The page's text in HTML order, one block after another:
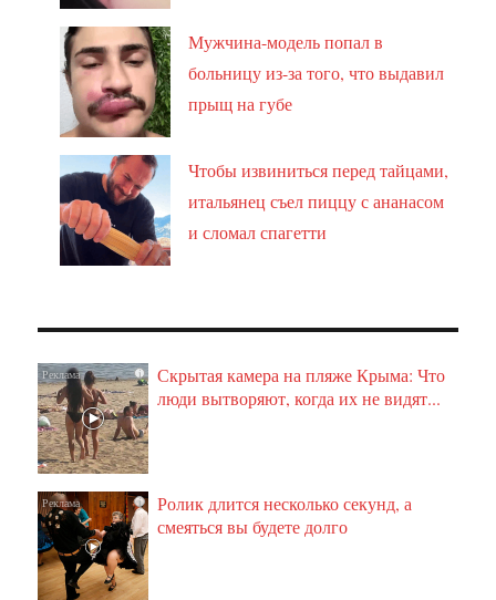
Мужчина-модель попал в
больницу из-за того, что выдавил
прыщ на губе
Чтобы извиниться перед тайцами,
итальянец съел пиццу с ананасом
и сломал спагетти
i
Скрытая камера на пляже Крыма: Что
люди вытворяют, когда их не видят...
i
Ролик длится несколько секунд, а
смеяться вы будете долго